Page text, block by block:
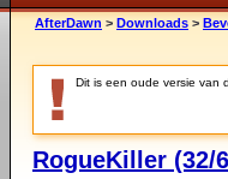
AfterDawn > Downloads >
Dit is een oude versie van
RogueKiller (32/